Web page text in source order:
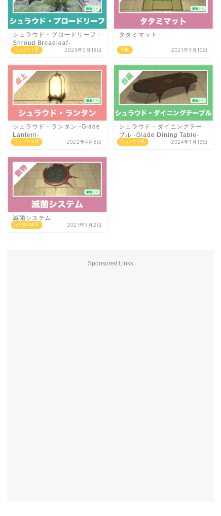
シュラウド系
シュラウド・ブロードリーフ -
Shroud Broadleaf-
2023年5月18日 和風
タタミマット
2021年9月10日
シュラウド系
シュラウド・ランタン -Glade
Lantern-
2022年4月8日 シュラウド系
シュラウド・ダイニングテー
ブル -Glade Dining Table-
2024年1月13日
その他の家具
滅菌システム
2021年9月2日
Sponsored Links